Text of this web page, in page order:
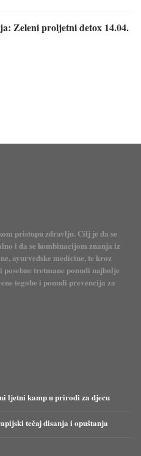
Zeleni proljetni detox 14.04.
pristupu zdravlju. Cilj je da se
i da se kombinacijom znanja iz
ayurvedske medicine, te kroz
tretmane ponudi najbolje
tegobe i ponudi prevencija za
ljetni kamp u prirodi za djecu
tečaj disanja i opuštanja